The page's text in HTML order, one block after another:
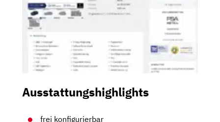
Ausstattungshighlights
frei konfigurierbar